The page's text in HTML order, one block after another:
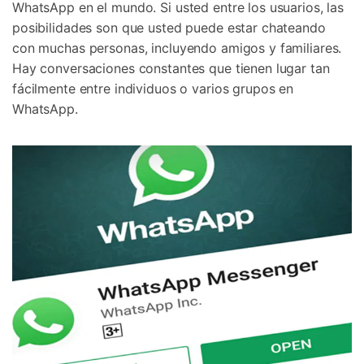
Protección del Móvil
Encuentra Más Soluciones
WhatsApp en el mundo. Si usted entre los usuarios, las
posibilidades son que usted puede estar chateando
con muchas personas, incluyendo amigos y familiares.
Hay conversaciones constantes que tienen lugar tan
fácilmente entre individuos o varios grupos en
WhatsApp.